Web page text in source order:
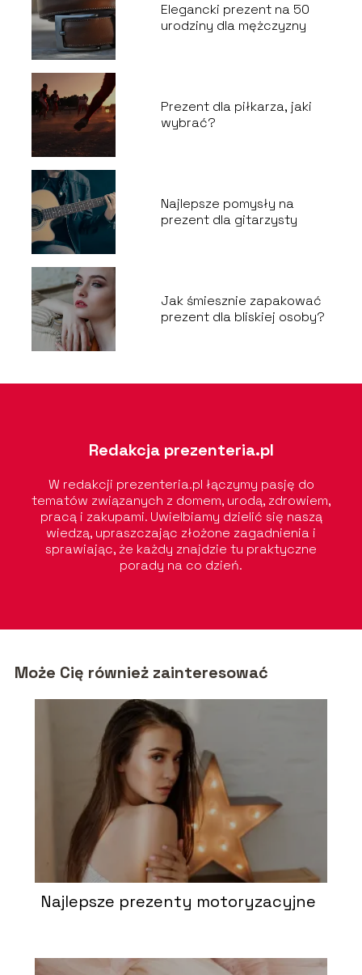
Elegancki prezent na 50
urodziny dla mężczyzny
Prezent dla piłkarza, jaki
wybrać?
Najlepsze pomysły na
prezent dla gitarzysty
Jak śmiesznie zapakować
prezent dla bliskiej osoby?
Redakcja prezenteria.pl
W redakcji prezenteria.pl łączymy pasję do
tematów związanych z domem, urodą, zdrowiem,
pracą i zakupami. Uwielbiamy dzielić się naszą
wiedzą, upraszczając złożone zagadnienia i
sprawiając, że każdy znajdzie tu praktyczne
porady na co dzień.
Może Cię również zainteresować
Najlepsze prezenty motoryzacyjne